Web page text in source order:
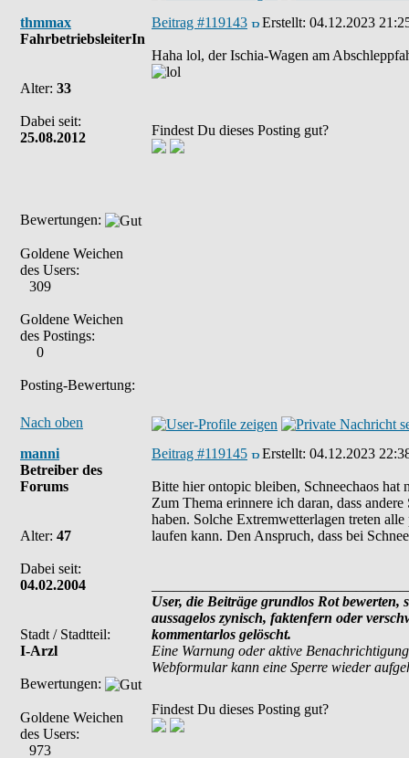
thmmax
FahrbetriebsleiterIn
Alter: 33
Dabei seit:
25.08.2012
Bewertungen:
Goldene Weichen
des Users:
309
Goldene Weichen
des Postings:
0
Posting-Bewertung:
Beitrag #119143 Erstellt: 04.12.2023
Haha lol, der Ischia-Wagen am
Findest Du dieses Posting gut?
Nach oben
manni
Betreiber des
Forums
Alter: 47
Dabei seit:
04.02.2004
Stadt / Stadtteil:
I-Arzl
Bewertungen:
Goldene Weichen
des Users:
973
Beitrag #119145 Erstellt: 04.12.2023
Bitte hier ontopic bleiben, Schneechaos hat
Zum Thema erinnere ich daran, dass
haben. Solche Extremwetterlagen treten
laufen kann. Den Anspruch, dass bei
User, die Beiträge grundlos Rot
aussagelos zynisch, faktenfern oder
kommentarlos gelöscht.
Eine Warnung oder aktive
Webformular kann eine Sperre wieder
Findest Du dieses Posting gut?